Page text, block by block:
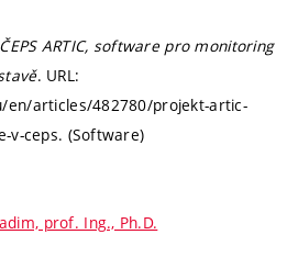
ČEPS ARTIC, software pro monitoring
. URL:
en/articles/482780/projekt-artic-
v-ceps. (Software)
prof. Ing., Ph.D.